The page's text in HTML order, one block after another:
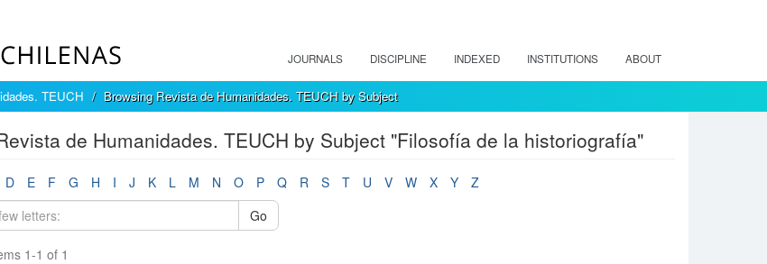
JOURNALS DISCIPLINE INDEXED INSTITUTIONS ABOUT
TEUCH Browsing Revista de Humanidades. TEUCH by Subject
de Humanidades. TEUCH by Subject "Filosofía de la historiografía"
D E F G H I J K L M N O P Q R S T U V W X Y
Z
Go
1-1 of 1